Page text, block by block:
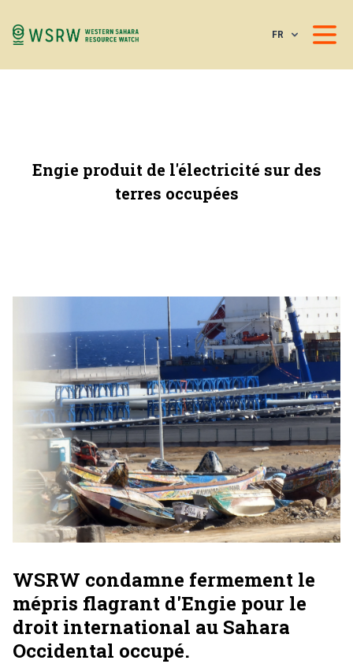
FR
Engie produit de l'électricité sur des
terres occupées
WSRW condamne fermement le
mépris flagrant d'Engie pour le
droit international au Sahara
Occidental occupé.